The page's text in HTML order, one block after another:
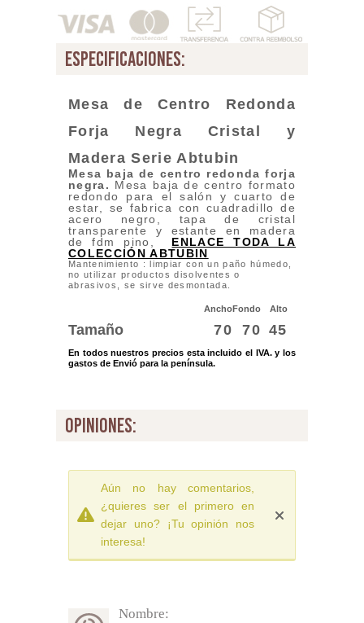
especificaciones:
Mesa de Centro Redonda
Forja Negra Cristal y
MaderaSerie Abtubin
Mesa baja de centro redonda forja
negra. Mesa baja de centro formato
redondo para el salón y cuarto de
estar, se fabrica con cuadradillo de
acero negro, tapa de cristal
transparente y estante en madera
de fdm pino, ENLACE TODA LA
COLECCIÓN ABTUBIN
Mantenimiento : limpiar con un paño húmedo,
no utilizar productos disolventes o
abrasivos, se sirve desmontada.
AnchoFondo Alto
Tamaño 70 70 45
En todos nuestros precios esta incluido el IVA. y los
gastos de Envió para la península.
opiniones:
Aún no hay comentarios,
¿quieres ser el primero en
dejar uno? ¡Tu opinión nos
interesa!
Nombre: